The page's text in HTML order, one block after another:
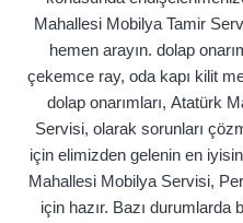
Mahallesi Mobilya Tamir
hemen arayın. dolap
çekemce ray, oda kapı kilit
dolap onarımları, Atatürk
Servisi, olarak sorunları
için elimizden gelenin en
Mahallesi Mobilya Servisi,
için hazır. Bazı durumlarda